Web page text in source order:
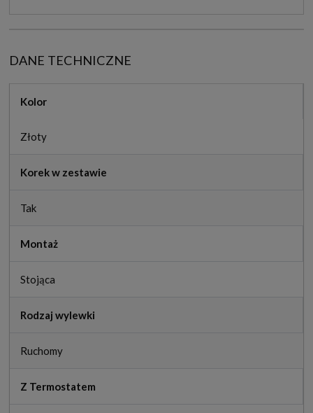
DANE TECHNICZNE
Kolor
Złoty
Korek w zestawie
Tak
Montaż
Stojąca
Rodzaj wylewki
Ruchomy
Z Termostatem